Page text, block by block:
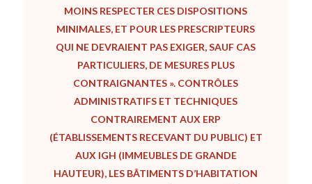
MOINS RESPECTER CES DISPOSITIONS
MINIMALES, ET POUR LES PRESCRIPTEURS
QUI NE DEVRAIENT PAS EXIGER, SAUF CAS
PARTICULIERS, DE MESURES PLUS
CONTRAIGNANTES ». CONTRÔLES
ADMINISTRATIFS ET TECHNIQUES
CONTRAIREMENT AUX ERP
(ÉTABLISSEMENTS RECEVANT DU PUBLIC) ET
AUX IGH (IMMEUBLES DE GRANDE
HAUTEUR), LES BÂTIMENTS D’HABITATION